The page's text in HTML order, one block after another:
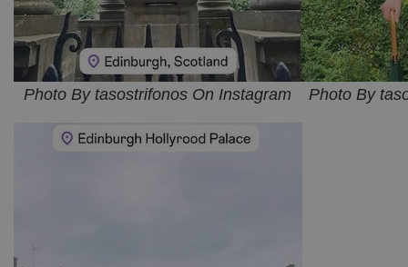
Photo By tasostrifonos On Instagram Photo By